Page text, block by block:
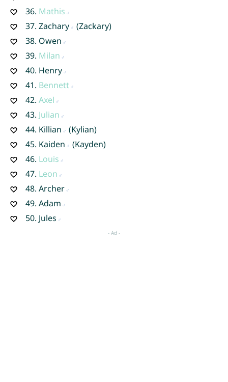
36. Mathis
37. Zachary
(Zackary)
38. Owen
39. Milan
40. Henry
41. Bennett
42. Axel
43. Julian
44. Killian
(Kylian)
45. Kaiden
(Kayden)
46. Louis
47. Leon
48. Archer
49. Adam
50. Jules